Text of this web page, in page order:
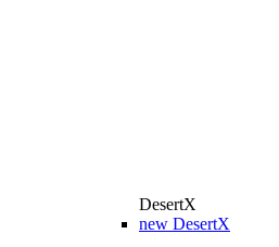
DesertX
new DesertX